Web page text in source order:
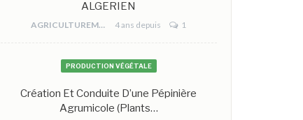
ALGERIEN
AGRICULTUREMONO 4 ans depuis 1
PRODUCTION VÉGÉTALE
Création Et Conduite D’une Pépinière
Agrumicole (plants…